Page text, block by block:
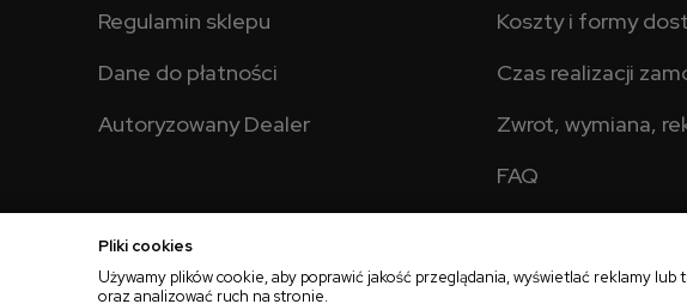
Pliki cookies
Używamy plików cookie, aby poprawić jakość przeglądania, wyświetlać reklamy
oraz analizować ruch na stronie.
Regulamin sklepu
Dane do płatności
Autoryzowany Dealer
Koszty i formy
Czas realizacji
Zwrot, wymiana,
FAQ